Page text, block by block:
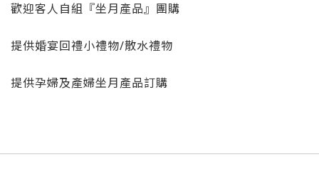
歡迎客人自組『坐月產品』團購
提供婚宴回禮小禮物/散水禮物
提供孕婦及產婦坐月產品訂購